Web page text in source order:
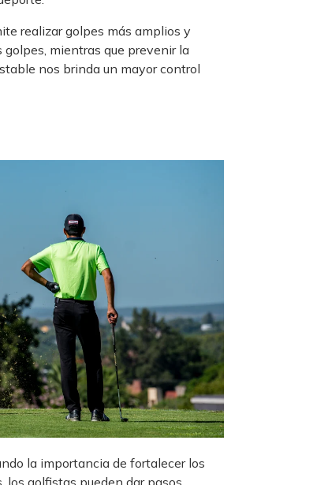
realizar golpes más amplios y
mientras que prevenir la
nos brinda un mayor control
la importancia de fortalecer los